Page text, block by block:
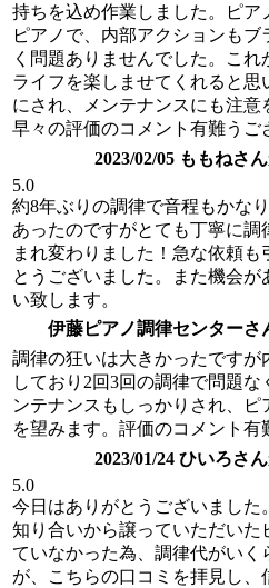
持ちを込め作業しました。ピア
ピアノで、内部アクションも
く問題ありませんでした。こ
ライフを楽しませてくれると
にされ、メンテナンスにも注意
早々の評価のコメント有難うご
2023/02/05 ももねさ
5.0
約8年ぶりの調律で音程もかな
あったのですがとても丁寧に
まれ変わりました！急な依頼
とうございました。また機会
い致します。
伊藤ピアノ調律センターさ
調律の狂いは大きかったですが
しており2回3回の調律で問題
ンテナンスもしっかりされ、
を望みます。評価のコメント有
2023/01/24 ひいろさ
5.0
今日はありがとうございました。
知り合いから譲っていただいた
ていなかった為、調律代がいく
が、こちらの口コミを拝見し、